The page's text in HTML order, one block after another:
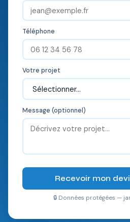
Téléphone
Votre projet
Message (optionnel)
Recevoir mon
🔒 Données protégées —